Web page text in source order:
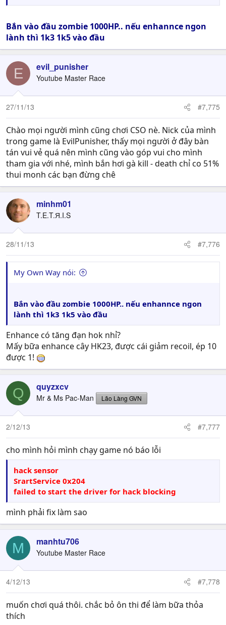
Bắn vào đầu zombie 1000HP.. nếu enhannce ngon
lành thì 1k3 1k5 vào đầu
E evil_punisher
Youtube Master Race
27/11/13 #7,775
Chào mọi người mình cũng chơi CSO nè. Nick của mình
trong game là EvilPunisher, thấy mọi người ở đây bàn
tán vui vẻ quá nên mình cũng vào góp vui cho mình
tham gia với nhé, mình bắn hơi gà kill - death chỉ co 51%
thui monh các bạn đừng chê
minhm01
T.E.T.Я.I.S
28/11/13 #7,776
My Own Way nói:
Bắn vào đầu zombie 1000HP.. nếu enhannce ngon
lành thì 1k3 1k5 vào đầu
Enhance có tăng đạn hok nhỉ?
Mấy bữa enhance cây HK23, được cái giảm recoil, ép 10
được 1!
Q quyzxcv
Mr & Ms Pac-Man Lão Làng GVN
2/12/13 #7,777
cho mình hỏi mình chạy game nó báo lỗi
hack sensor
SrartService 0x204
failed to start the driver for hack blocking
mình phải fix làm sao
M manhtu706
Youtube Master Race
4/12/13 #7,778
muốn chơi quá thôi. chắc bỏ ôn thi để làm bữa thỏa
thích